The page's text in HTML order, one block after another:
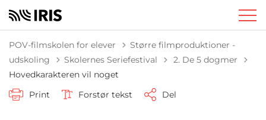
POV-filmskolen for elever
Større filmproduktioner -
udskoling
Skolernes Seriefestival Tilbage til
2. De 5 dogmer
Hovedkarakteren vil noget
Print
Forstør tekst Del